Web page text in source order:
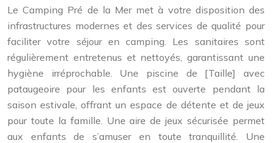
Le Camping Pré de la Mer met à votre disposition des
infrastructures modernes et des services de qualité pour
faciliter votre séjour en camping. Les sanitaires sont
régulièrement entretenus et nettoyés, garantissant une
hygiène irréprochable. Une piscine de [Taille] avec
pataugeoire pour les enfants est ouverte pendant la
saison estivale, offrant un espace de détente et de jeux
pour toute la famille. Une aire de jeux sécurisée permet
aux enfants de s’amuser en toute tranquillité. Une